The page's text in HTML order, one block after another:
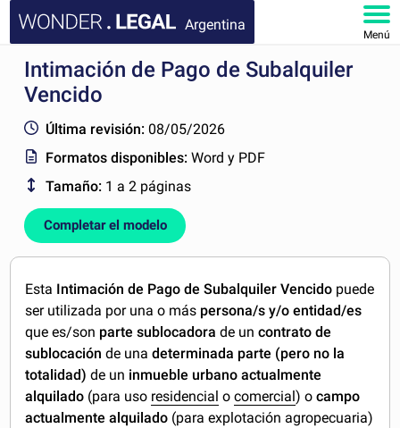
Argentina
Menú
INICIO
FAQ
MI CUENTA
Intimación de Pago de Subalquiler
Vencido
Última revisión: 08/05/2026
Formatos disponibles:Word y PDF
Tamaño: 1 a 2 páginas
Completar el modelo
Esta Intimación de Pago de Subalquiler Vencido puede
ser utilizada por una o más persona/s y/o entidad/es
que es/son parte sublocadora de uncontrato de
sublocación de unadeterminada parte (pero no la
totalidad) de un inmueble urbano actualmente
alquilado (para uso residencial ocomercial) ocampo
actualmente alquilado (para explotación agropecuaria)